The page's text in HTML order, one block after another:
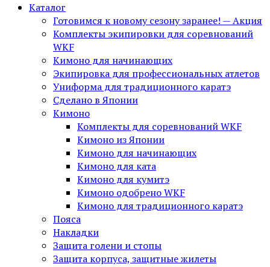
Каталог
Готовимся к новому сезону заранее! — Акция
Комплекты экипировки для соревнований
WKF
Кимоно для начинающих
Экипировка для профессиональных атлетов
Униформа для традиционного каратэ
Сделано в Японии
Кимоно
Комплекты для соревнований WKF
Кимоно из Японии
Кимоно для начинающих
Кимоно для ката
Кимоно для кумитэ
Кимоно одобрено WKF
Кимоно для традиционного каратэ
Пояса
Накладки
Защита голени и стопы
Защита корпуса, защитные жилеты